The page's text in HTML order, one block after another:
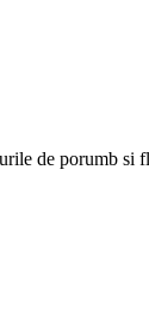
de porumb si